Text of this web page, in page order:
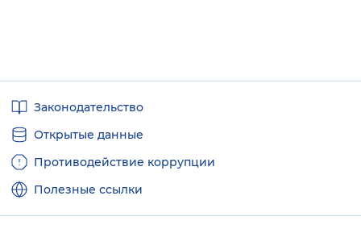
ссылкиЗаконодательство
Открытые данные
Противодействие коррупции
Полезные ссылки